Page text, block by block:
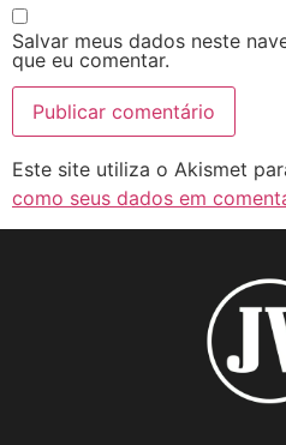
Salvar meus dados neste
que eu comentar.
Este site utiliza o Akismet
como seus dados em